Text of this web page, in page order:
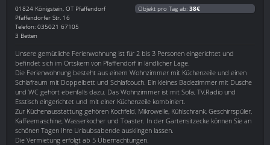
01824 Königstein, OT Pfaffendorf
Pfaffendorfer Str. 16
Telefon: 035021 67105
3 Betten
Objekt pro Tag ab: 38€
Unsere gemütliche Ferienwohnung ist für 2 bis 3 Personen eingerichtet und
befindet sich im Ortskern von Pfaffendorf in ländlicher Lage.
Die Ferienwohnung besteht aus einem Wohnzimmer mit Küchenzeile und einen
Schlafraum mit Doppelbett und Schlafcouch. Ein kleines Badezimmer mit Dusche
und WC gehört ebenfalls dazu. Das Wohnzimmer ist mit Sofa, TV,Radio und
Esstisch eingerichtet und mit einer Küchenzeile kombiniert.
Zur Küchenausstattung gehören Kochfeld, Mikrowelle, Kühlschrank, Geschirrspüler,
Kaffeemaschine, Wasserkocher und Toaster. In der Gartensitzecke können Sie an
schönen Tagen Ihre Urlaubsabende ausklingen lassen.
Die Vermietung erfolgt ab 5 Übernachtungen.